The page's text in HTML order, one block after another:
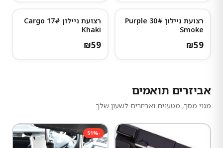
רצועת ניילון 30# Purple
Smoke
₪59
רצועת ניילון 17# Cargo
Khaki
₪59
אביזרים תואמים
מגני מסך, מטענים ואביזרים לשעון שלך
-
51%